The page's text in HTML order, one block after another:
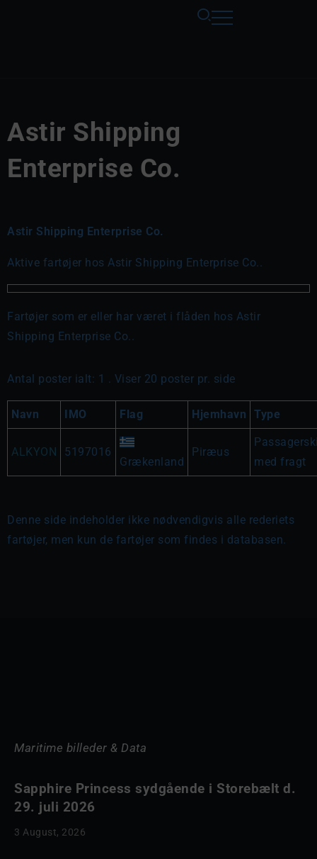
Astir Shipping
Enterprise Co.
Astir Shipping Enterprise Co.
Aktive fartøjer hos Astir Shipping Enterprise Co..
Fartøjer som er eller har været i flåden hos Astir
Shipping Enterprise Co..
Antal poster ialt: 1 . Viser 20 poster pr. side
Navn IMO Flag Hjemhavn Type
ALKYON 5197016
Grækenland
Piræus
med fragt
Denne side indeholder ikke nødvendigvis alle rederiets
fartøjer, men kun de fartøjer som findes i databasen.
Maritime billeder & Data
Sapphire Princess sydgående i Storebælt d.
29. juli 2026
3 August, 2026